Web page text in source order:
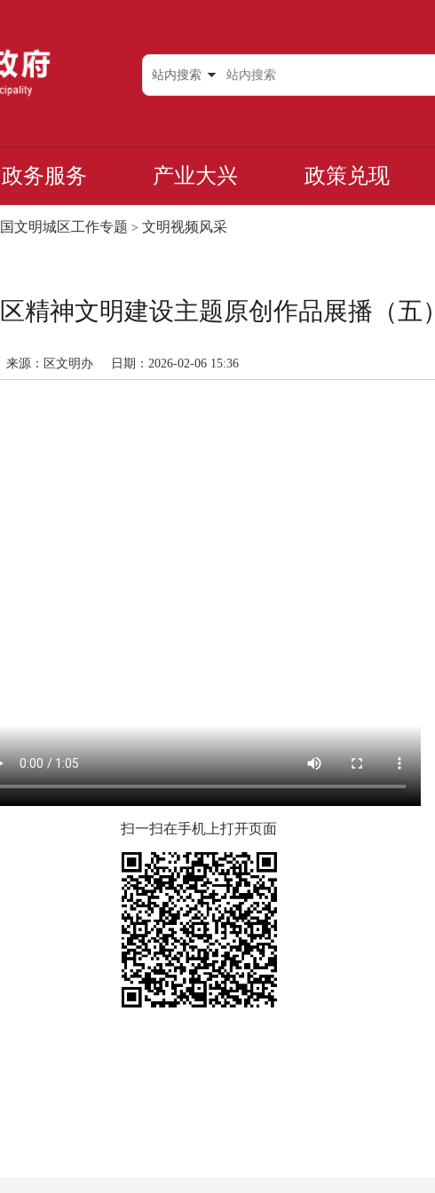
站内搜索
政务服务 产业大兴 政策兑现
文明城区工作专题 > 文明视频风采
精神文明建设主题原创作品展播（五）
来源：区文明办 日期：2026-02-06 15:36
扫一扫在手机上打开页面